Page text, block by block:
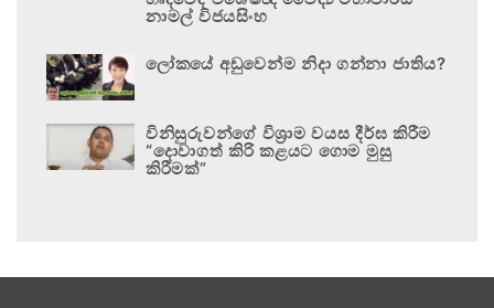
නාමල් විජයසිංහ
ලෝකයේ අඩුවෙන්ම නිදා ගන්නා ජාතිය?
විනිසුරුවන්ගේ විශ්‍රාම වයස දීර්ඝ කිරීම
“දොවාගත් කිරි කළයට ගොම මුසු
කිරීමක්”